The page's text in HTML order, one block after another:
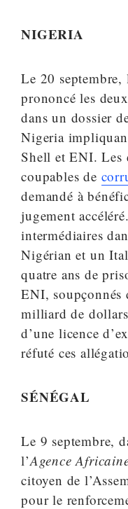
NIGERIA
Le 20
prononcé les deux
dans un dossier
Nigeria
Shell et ENI. Les
coupables de
demandé à
jugement
intermédiaires
Nigérian et un
quatre ans de
ENI, soupçonnés
milliard de
d’une licence
réfuté ces
SÉNÉGAL
Le 9 septembre,
l’Agence
citoyen de
pour le